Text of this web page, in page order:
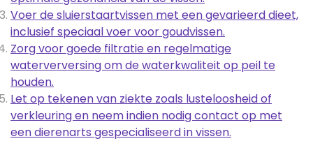
Voer de sluierstaartvissen met een gevarieerd dieet,
inclusief speciaal voer voor goudvissen.
Zorg voor goede filtratie en regelmatige
waterverversing om de waterkwaliteit op peil te
houden.
Let op tekenen van ziekte zoals lusteloosheid of
verkleuring en neem indien nodig contact op met
een dierenarts gespecialiseerd in vissen.